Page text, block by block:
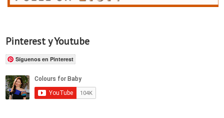
Pinterest y Youtube
Síguenos en Pinterest